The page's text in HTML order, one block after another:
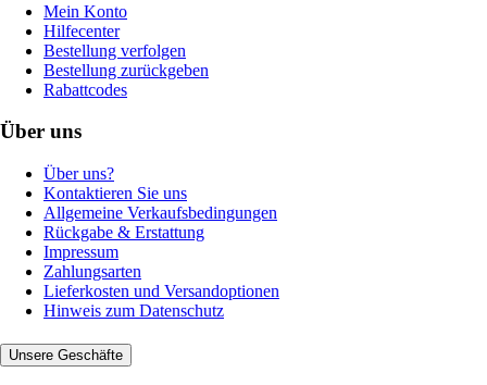
Mein Konto
Hilfecenter
Bestellung verfolgen
Bestellung zurückgeben
Rabattcodes
Über uns
Über uns?
Kontaktieren Sie uns
Allgemeine Verkaufsbedingungen
Rückgabe & Erstattung
Impressum
Zahlungsarten
Lieferkosten und Versandoptionen
Hinweis zum Datenschutz
Unsere Geschäfte